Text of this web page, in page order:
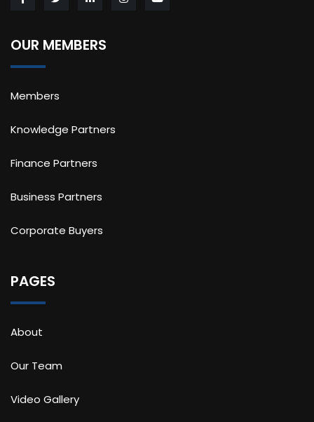
OUR MEMBERS
Members
Knowledge Partners
Finance Partners
Business Partners
Corporate Buyers
PAGES
About
Our Team
Video Gallery